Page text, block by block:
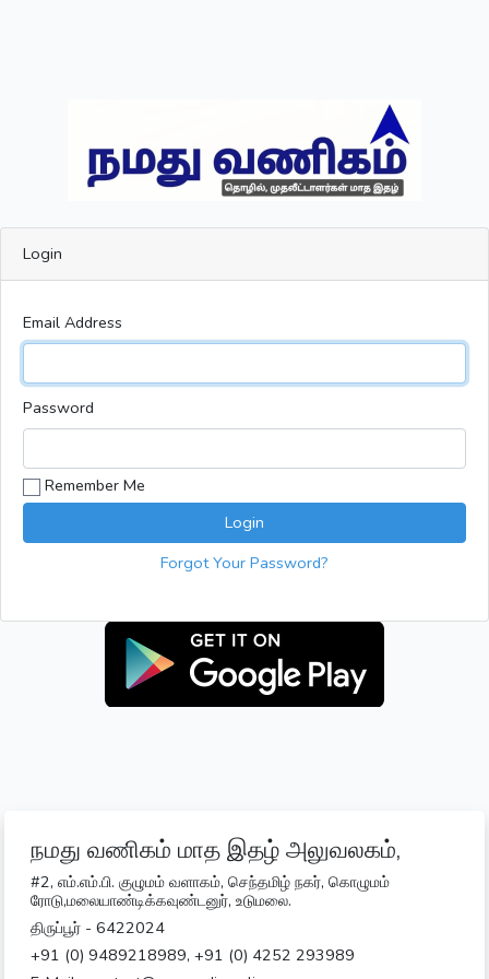
Login
Email Address
Password
Remember Me
Login
Forgot Your Password?
நமது வணிகம் மாத இதழ் அலுவலகம்,
#2, எம்.எம்.பி. குழுமம் வளாகம், செந்தமிழ் நகர், கொழுமம்
ரோடு,மலையாண்டிக்கவுண்டனுர், உடுமலை.
திருப்பூர் - 6422024
+91 (0) 9489218989, +91 (0) 4252 293989